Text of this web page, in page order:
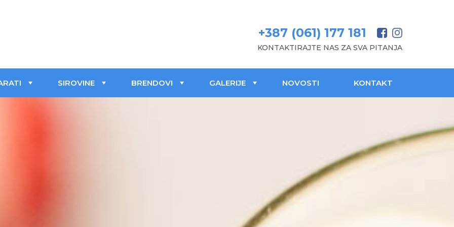
+387 (061) 177 181
KONTAKTIRAJTE NAS ZA SVA PITANJA
SIROVINE BRENDOVI GALERIJE NOVOSTI KONTAKT